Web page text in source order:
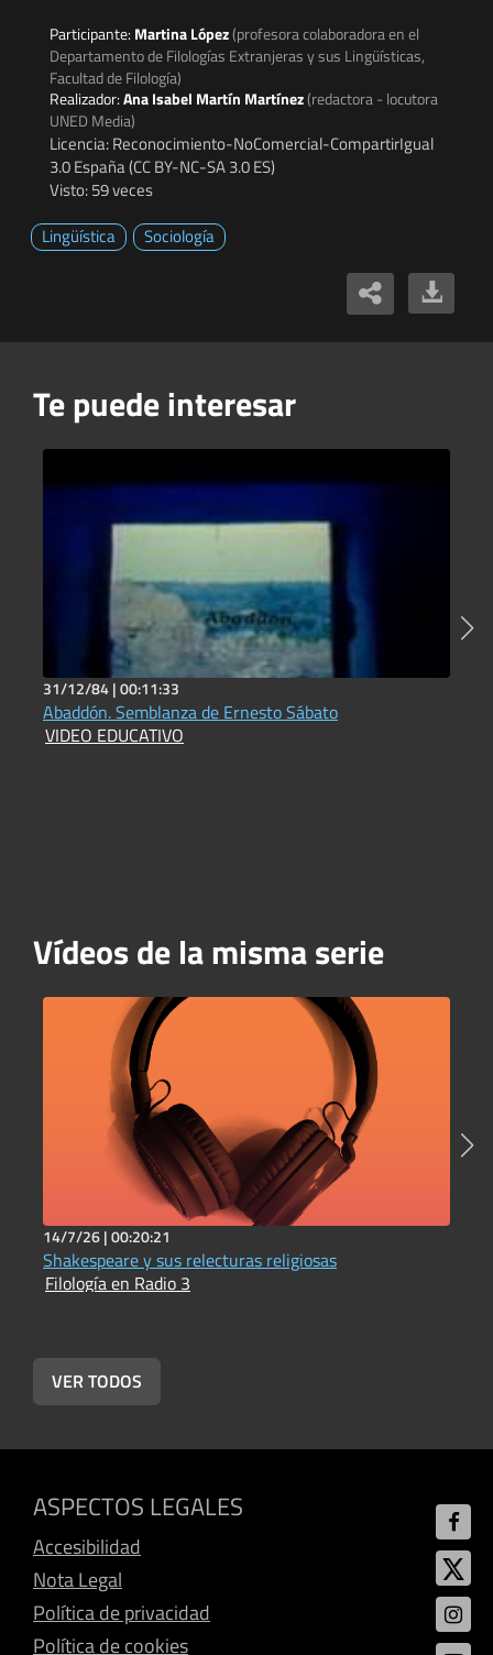
Participante: Martina López(profesora colaboradora en el
Departamento de Filologías Extranjeras y sus Lingüísticas,
Facultad de Filología)
Realizador:Ana Isabel Martín Martínez(redactora - locutora
UNED Media)
Licencia: Reconocimiento-NoComercial-CompartirIgual
3.0 España (CC BY-NC-SA 3.0 ES)
Visto: 59 veces
Lingüística
Sociología
Te puede interesar
31/12/84 |00:11:33
Abaddón. Semblanza de Ernesto Sábato
VIDEO EDUCATIVO
Vídeos de la misma serie
14/7/26 |00:20:21
Shakespeare y sus relecturas religiosas
Filología en Radio 3
VER TODOS
ASPECTOS LEGALES
Accesibilidad
Nota Legal
Política de privacidad
Política de cookies